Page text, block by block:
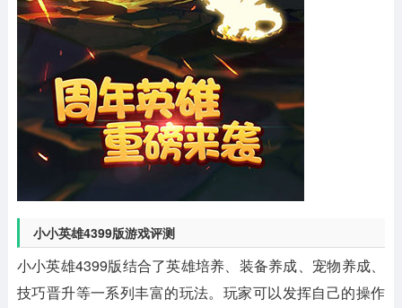
小小英雄4399版游戏评测
小小英雄4399版结合了英雄培养、装备养成、宠物养成、
技巧晋升等一系列丰富的玩法。玩家可以发挥自己的操作